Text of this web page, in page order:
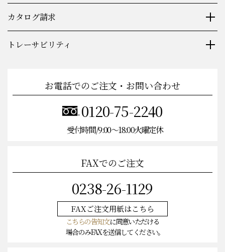
カタログ請求
トレーサビリティ
お電話でのご注文・お問い合わせ
0120-75-2240
受付時間/9:00〜18:00火曜定休
FAXでのご注文
0238-26-1129
FAXご注文用紙はこちら
こちらの告知文に同意いただける
場合のみFAXを送信してください。